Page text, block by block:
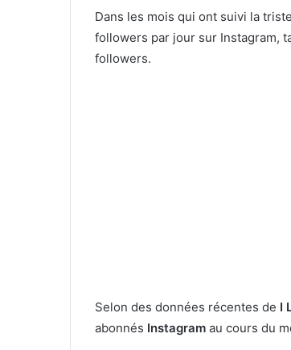
Dans les mois qui ont suivi la
followers par jour sur Instagram,
followers.
Selon des données récentes de I
abonnés Instagram au cours du